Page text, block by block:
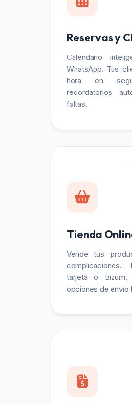
Reservas y
Calendario
WhatsApp. Tus
hora en
recordatorios
faltas.
Tienda
Vende tus
tarjeta o
opciones de envío